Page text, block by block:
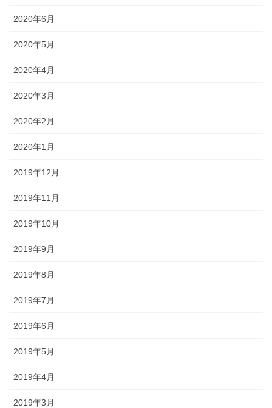
2020年6月
2020年5月
2020年4月
2020年3月
2020年2月
2020年1月
2019年12月
2019年11月
2019年10月
2019年9月
2019年8月
2019年7月
2019年6月
2019年5月
2019年4月
2019年3月